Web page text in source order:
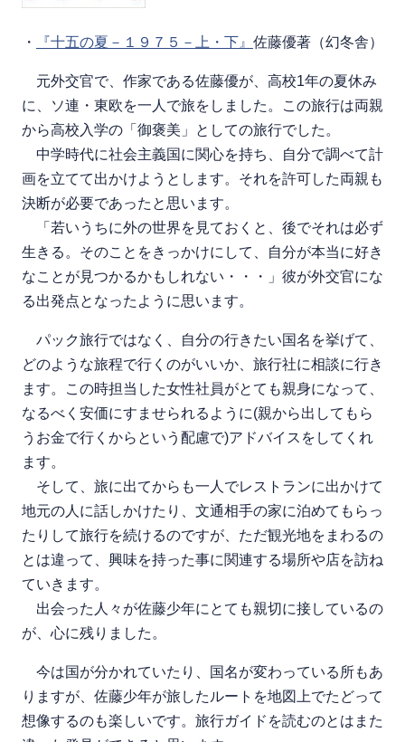
・ 『十五の夏－１９７５－上・下』 佐藤優著（幻冬舎）
元外交官で、作家である佐藤優が、高校1年の夏休み
に、ソ連・東欧を一人で旅をしました。この旅行は両親
から高校入学の「御褒美」としての旅行でした。
中学時代に社会主義国に関心を持ち、自分で調べて計
画を立てて出かけようとします。それを許可した両親も
決断が必要であったと思います。
「若いうちに外の世界を見ておくと、後でそれは必ず
生きる。そのことをきっかけにして、自分が本当に好き
なことが見つかるかもしれない・・・」彼が外交官にな
る出発点となったように思います。
パック旅行ではなく、自分の行きたい国名を挙げて、
どのような旅程で行くのがいいか、旅行社に相談に行き
ます。この時担当した女性社員がとても親身になって、
なるべく安価にすませられるように(親から出してもら
うお金で行くからという配慮で)アドバイスをしてくれ
ます。
そして、旅に出てからも一人でレストランに出かけて
地元の人に話しかけたり、文通相手の家に泊めてもらっ
たりして旅行を続けるのですが、ただ観光地をまわるの
とは違って、興味を持った事に関連する場所や店を訪ね
ていきます。
出会った人々が佐藤少年にとても親切に接しているの
が、心に残りました。
今は国が分かれていたり、国名が変わっている所もあ
りますが、佐藤少年が旅したルートを地図上でたどって
想像するのも楽しいです。旅行ガイドを読むのとはまた